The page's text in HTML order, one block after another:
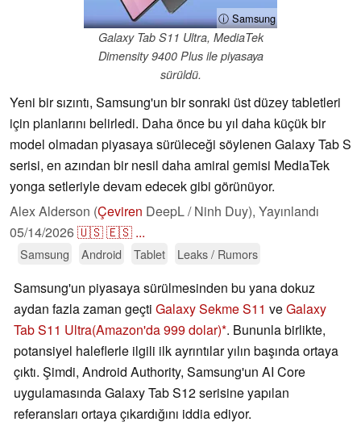
ⓘ Samsung
Galaxy Tab S11 Ultra, MediaTek
Dimensity 9400 Plus ile piyasaya
sürüldü.
Yeni bir sızıntı, Samsung'un bir sonraki üst düzey tabletleri
için planlarını belirledi. Daha önce bu yıl daha küçük bir
model olmadan piyasaya sürüleceği söylenen Galaxy Tab S
serisi, en azından bir nesil daha amiral gemisi MediaTek
yonga setleriyle devam edecek gibi görünüyor.
Alex Alderson (Çeviren DeepL / Ninh Duy), Yayınlandı
05/14/2026🇺🇸🇪🇸 ...
Samsung Android Tablet Leaks / Rumors
Samsung'un piyasaya sürülmesinden bu yana dokuz
aydan fazla zaman geçti Galaxy Sekme S11 veGalaxy
Tab S11 Ultra(Amazon'da 999 dolar) . Bununla birlikte,
potansiyel haleflerle ilgili ilk ayrıntılar yılın başında ortaya
çıktı. Şimdi, Android Authority, Samsung'un AI Core
uygulamasında Galaxy Tab S12 serisine yapılan
referansları ortaya çıkardığını iddia ediyor.